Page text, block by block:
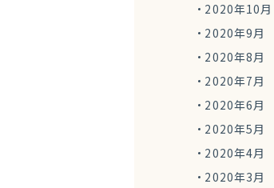
2020年10月
2020年9月
2020年8月
2020年7月
2020年6月
2020年5月
2020年4月
2020年3月